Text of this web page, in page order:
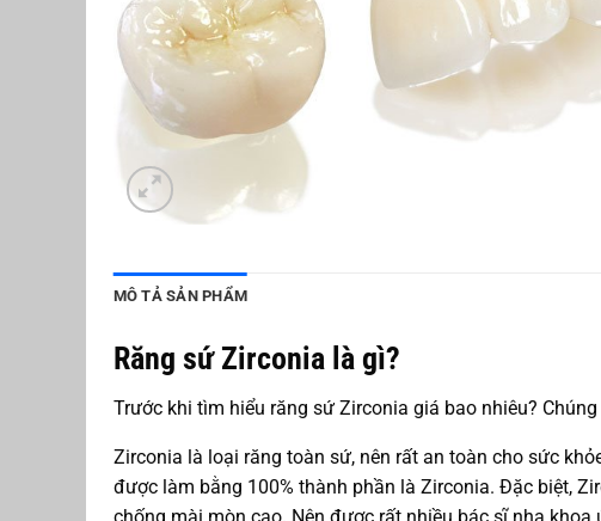
MÔ TẢ SẢN PHẨM
Răng sứ Zirconia là gì?
Trước khi tìm hiểu răng sứ Zirconia giá bao nhiêu?
Zirconia là loại răng toàn sứ, nên rất an toàn cho sức
được làm bằng 100% thành phần là Zirconia. Đặc biệt,